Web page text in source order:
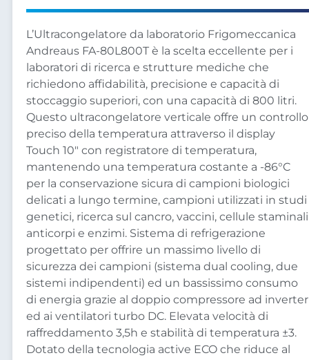
L’Ultracongelatore da laboratorio Frigomeccanica
Andreaus FA-80L800T è la scelta eccellente per i
laboratori di ricerca e strutture mediche che
richiedono affidabilità, precisione e capacità di
stoccaggio superiori, con una capacità di 800 litri.
Questo ultracongelatore verticale offre un controllo
preciso della temperatura attraverso il display
Touch 10″ con registratore di temperatura,
mantenendo una temperatura costante a -86°C
per la conservazione sicura di campioni biologici
delicati a lungo termine, campioni utilizzati in studi
genetici, ricerca sul cancro, vaccini, cellule staminali
anticorpi e enzimi. Sistema di refrigerazione
progettato per offrire un massimo livello di
sicurezza dei campioni (sistema dual cooling, due
sistemi indipendenti) ed un bassissimo consumo
di energia grazie al doppio compressore ad inverter
ed ai ventilatori turbo DC. Elevata velocità di
raffreddamento 3,5h e stabilità di temperatura ±3.
Dotato della tecnologia active ECO che riduce al